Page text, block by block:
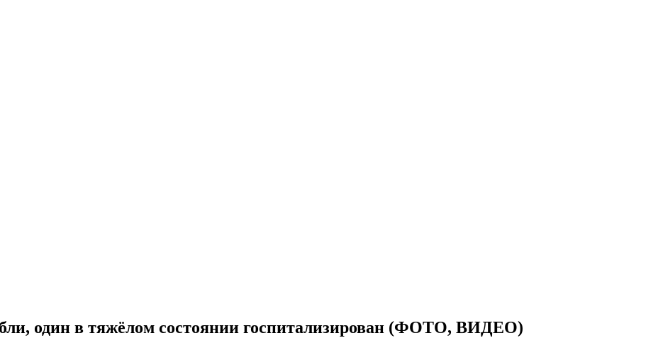
один в тяжёлом состоянии госпитализирован (ФОТО, ВИДЕО)